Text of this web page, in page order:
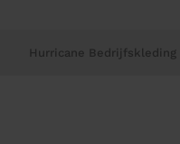
Hurricane Bedrijfskleding